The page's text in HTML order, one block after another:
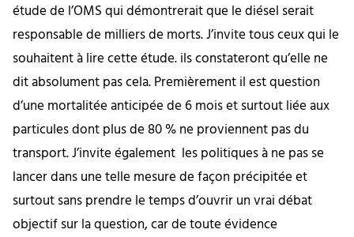
étude de l’OMS qui démontrerait que le diésel serait
responsable de milliers de morts. J’invite tous ceux qui le
souhaitent à lire cette étude. ils constateront qu’elle ne
dit absolument pas cela. Premièrement il est question
d’une mortalitée anticipée de 6 mois et surtout liée aux
particules dont plus de 80 % ne proviennent pas du
transport. J’invite également les politiques à ne pas se
lancer dans une telle mesure de façon précipitée et
surtout sans prendre le temps d’ouvrir un vrai débat
objectif sur la question, car de toute évidence